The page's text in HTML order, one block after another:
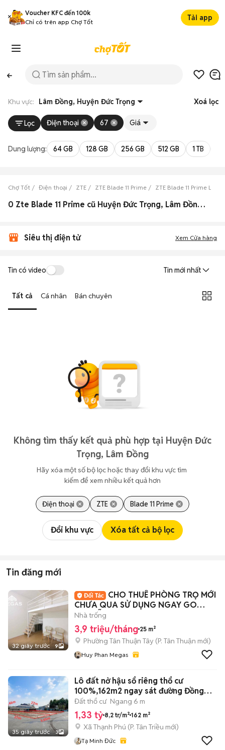
Voucher KFC đến 100k
Chỉ có trên app Chợ Tốt
Tải app
Khu vực: Lâm Đồng, Huyện Đức Trọng Xoá lọc
Lọc Điện thoại 67 Giá
Dung lượng: 64 GB 128 GB 256 GB 512 GB 1 TB
Chợ Tốt Điện thoại ZTE ZTE Blade 11 Prime ZTE Blade 11 Prime Lâm
0 Zte Blade 11 Prime cũ Huyện Đức Trọng, Lâm Đồng đẹp
Siêu thị điện tử Xem Cửa hàng
Tin có video Tin mới nhất
Tất cả Cá nhân Bán chuyên
Không tìm thấy kết quả phù hợp tại Huyện Đức
Trọng, Lâm Đồng
Hãy xóa một số bộ lọc hoặc thay đổi khu vực tìm
kiếm để xem nhiều kết quả hơn
Điện thoại ZTE Blade 11 Prime
Đổi khu vực Xóa tất cả bộ lọc
Tin đăng mới
32 giây trước 9
CHO THUÊ PHÒNG TRỌ MỚI
CHƯA QUA SỬ DỤNG NGAY GO
NGUYỄN THỊ THẬP Q7
Nhà trống
3,9 triệu/tháng 25 m²
Phường Tân Thuận Tây (P. Tân Thuận mới)
Huy Phan Megas
35 giây trước 3
Lô đất nở hậu sổ riêng thổ cư
100%,162m2 ngay sát đường Đồng
Khởi
Đất thổ cư Ngang 6 m
1,33 tỷ 8,2 tr/m² 162 m²
Xã Thạnh Phú (P. Tân Triều mới)
Tạ Minh Đức